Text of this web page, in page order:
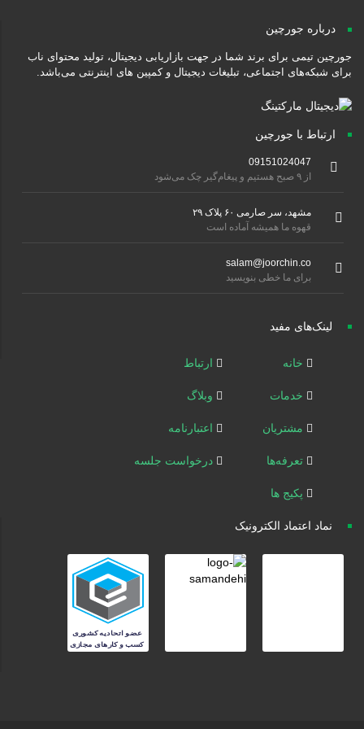
درباره جورچین
جورچین تیمی برای برند شما در جهت بازاریابی دیجیتال، تولید محتوای ناب
برای شبکه‌های اجتماعی، تبلیغات دیجیتال و کمپین های اینترنتی می‌باشد.
ارتباط با جورچین
09151024047
مشهد، سر صارمی ۶۰ پلاک ۲۹
قهوه ما همیشه آماده است
salam@joorchin.co
برای ما خطی بنویسید
لینک‌های مفید
خانه
خدمات
مشتریان
تعرفه‌ها
پکیج ها
ارتباط
وبلاگ
اعتبارنامه
درخواست جلسه
نماد اعتماد الکترونیک